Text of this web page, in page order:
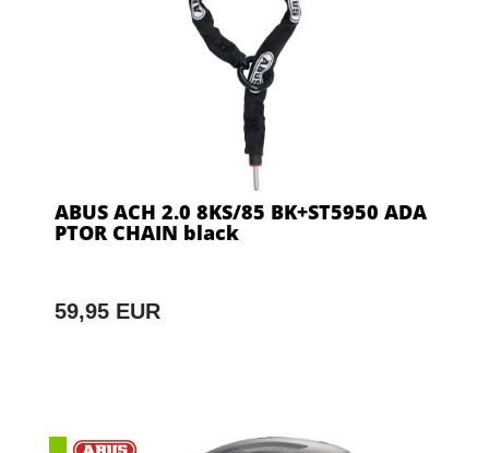
ABUS ACH 2.0 8KS/85 BK+ST5950 ADA
PTOR CHAIN black
59,95 EUR